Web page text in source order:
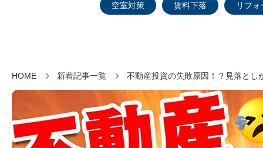
空室対策 賃料下落 リフ
HOME 新着記事一覧 不動産投資の失敗原因！？見落とし